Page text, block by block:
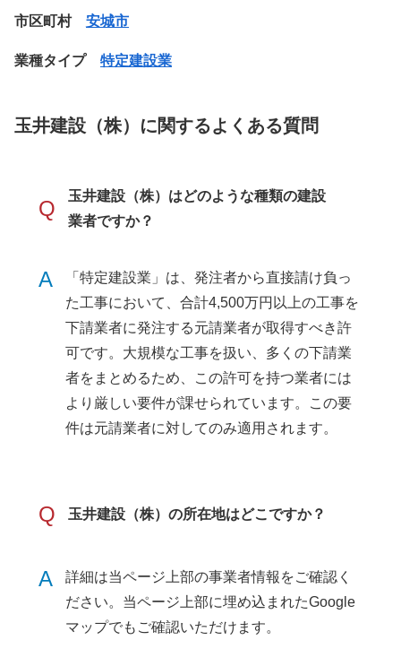
市区町村 安城市
業種タイプ 特定建設業
玉井建設（株）に関するよくある質問
Q
玉井建設（株）はどのような種類の建設
業者ですか？
A
「特定建設業」は、発注者から直接請け負っ
た工事において、合計4,500万円以上の工事を
下請業者に発注する元請業者が取得すべき許
可です。大規模な工事を扱い、多くの下請業
者をまとめるため、この許可を持つ業者には
より厳しい要件が課せられています。この要
件は元請業者に対してのみ適用されます。
Q 玉井建設（株）の所在地はどこですか？
A
詳細は当ページ上部の事業者情報をご確認く
ださい。当ページ上部に埋め込まれたGoogle
マップでもご確認いただけます。